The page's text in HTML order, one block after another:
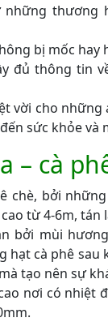
thương
bị mốc hay
đủ thông tin
vời cho
sức khỏe và
– cà
chè, bởi
từ 4-6m,
bởi mùi
hạt cà phê
tạo nên sự
nơi có nhiệt